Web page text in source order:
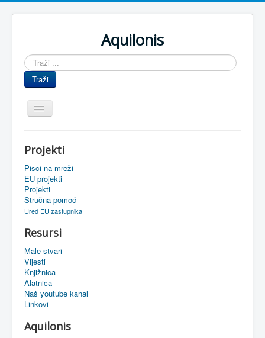
Aquilonis
Traži
...
Traži
Prikaz/Sakrivanje
navigacije
Upravljanje znanjem
Obrazovanje
Upravljanje projektima
Oaza
Sistemski alati
eMapa
Projekti
Pisci na mreži
EU projekti
Projekti
Stručna pomoć
Ured EU zastupnika
Resursi
Male stvari
Vijesti
Knjižnica
Alatnica
Naš youtube kanal
Linkovi
Aquilonis